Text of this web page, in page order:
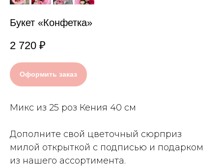
Букет «Конфетка»
2 720 ₽
Оформить заказ
Микс из 25 роз Кения 40 см
Дополните свой цветочный сюрприз
милой открыткой с подписью и подарком
из нашего ассортимента.